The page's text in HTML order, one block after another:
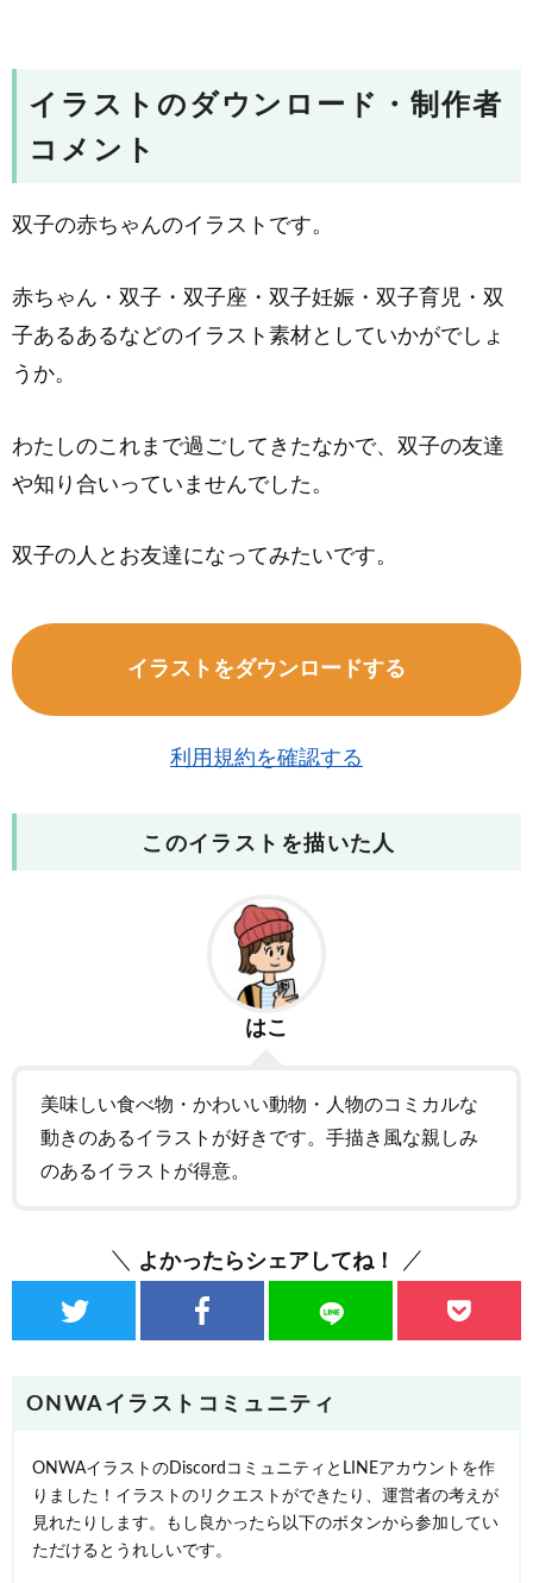
イラストのダウンロード・制作者
コメント
双子の赤ちゃんのイラストです。
赤ちゃん・双子・双子座・双子妊娠・双子育児・双
子あるあるなどのイラスト素材としていかがでしょ
うか。
わたしのこれまで過ごしてきたなかで、双子の友達
や知り合いっていませんでした。
双子の人とお友達になってみたいです。
イラストをダウンロードする
利用規約を確認する
このイラストを描いた人
はこ
美味しい食べ物・かわいい動物・人物のコミカルな
動きのあるイラストが好きです。手描き風な親しみ
のあるイラストが得意。
よかったらシェアしてね！
ONWAイラストコミュニティ
ONWAイラストのDiscordコミュニティとLINEアカウントを作
りました！イラストのリクエストができたり、運営者の考えが
見れたりします。もし良かったら以下のボタンから参加してい
ただけるとうれしいです。